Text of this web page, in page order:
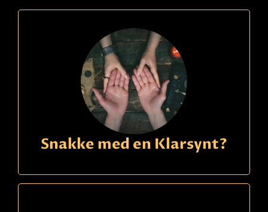
Begavet treffsikker klarsynt -fornøyde kunder.
Svensktalende. Få hjelp med nåtiden & hva som
kommer for deg i fremtiden! Spør meg gjerne om
kjærlighet, jobb, økonomi, relasjoner.
Snakke med en Klarsynt?